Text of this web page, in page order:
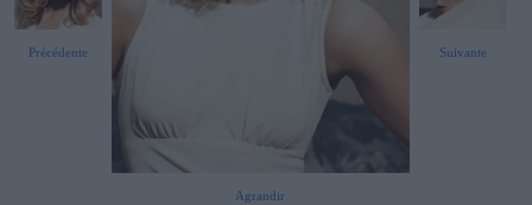
Précédente
Agrandir
Suivante